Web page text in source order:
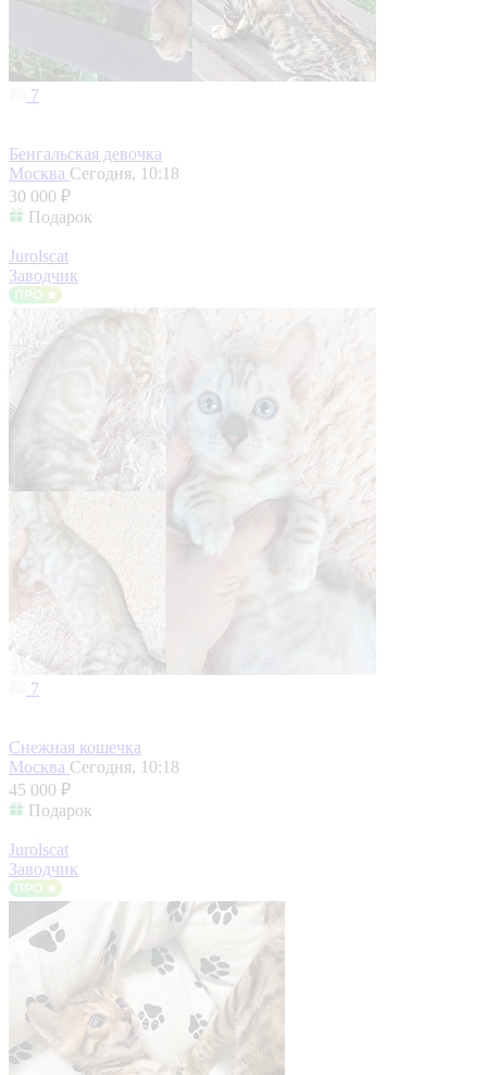
7
Бенгальская девочка
Москва Сегодня, 10:18
30 000 ₽
Подарок
Jurolscat
Заводчик
7
Снежная кошечка
Москва Сегодня, 10:18
45 000 ₽
Подарок
Jurolscat
Заводчик